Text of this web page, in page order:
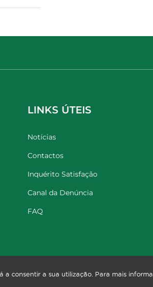
LINKS ÚTEIS
Notícias
Contactos
Inquérito Satisfação
Canal da Denúncia
FAQ
©2023 Município do Marco
a consentir a sua utilização. Para mais